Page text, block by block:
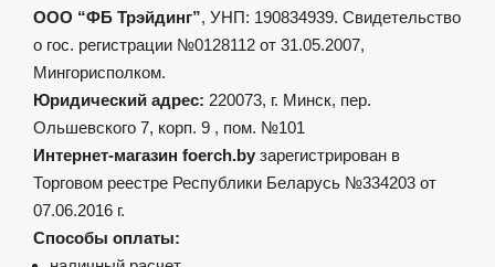
ООО “ФБ Трэйдинг”, УНП: 190834939. Свидетельство
о гос. регистрации №0128112 от 31.05.2007,
Мингорисполком.
Юридический адрес: 220073, г. Минск, пер.
Ольшевского 7, корп. 9 , пом. №101
Интернет-магазин foerch.by зарегистрирован в
Торговом реестре Республики Беларусь №334203 от
07.06.2016 г.
Способы оплаты: